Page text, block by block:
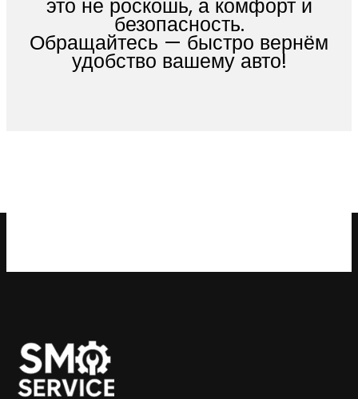
это не роскошь, а комфорт и
безопасность.
Обращайтесь — быстро вернём
удобство вашему авто!